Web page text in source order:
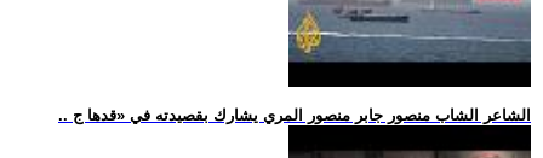
.. الشاعر الشاب منصور جابر منصور المري يشارك بقصيدته في «قدها ج